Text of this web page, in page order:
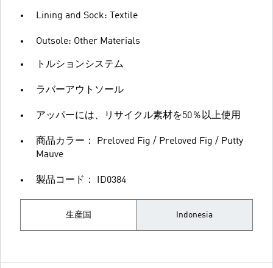
Lining and Sock: Textile
Outsole: Other Materials
トルションシステム
ラバーアウトソール
アッパーには、リサイクル素材を50％以上使用
商品カラー： Preloved Fig / Preloved Fig / Putty
Mauve
製品コード： ID0384
生産国 Indonesia